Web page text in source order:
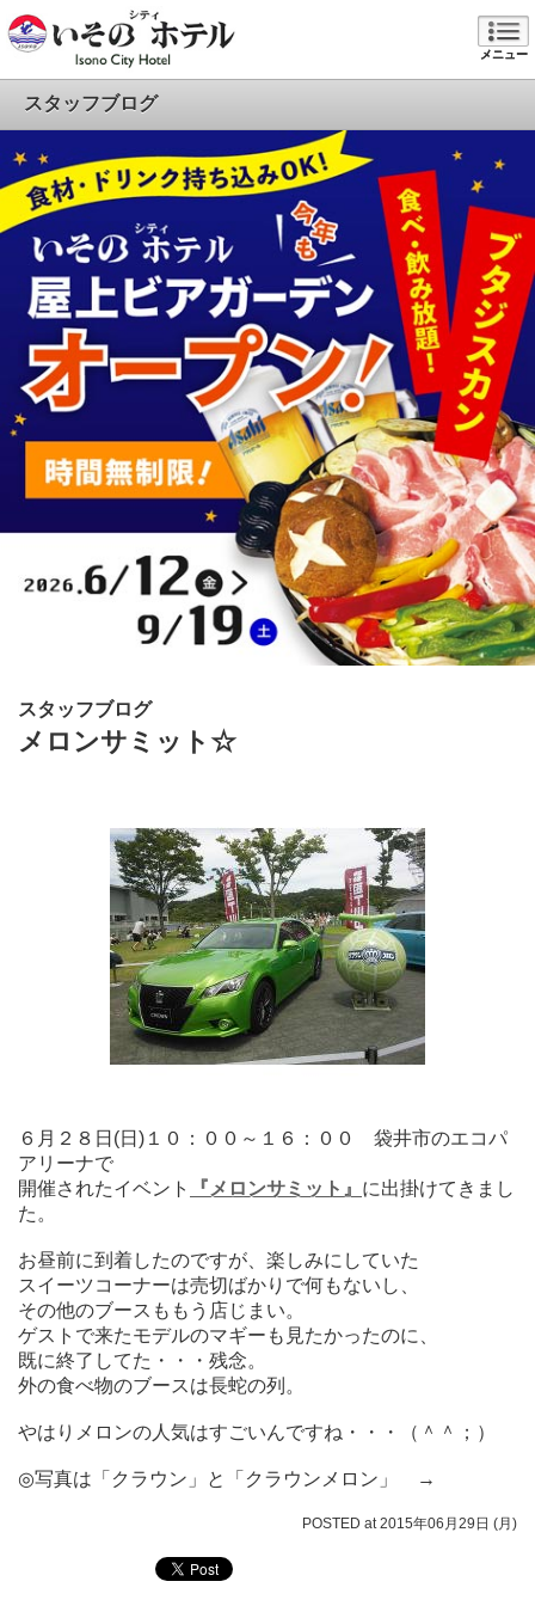
メニュー
スタッフブログ
スタッフブログ
メロンサミット☆
６月２８日(日)１０：００～１６：００ 袋井市のエコパ
アリーナで
開催されたイベント
『メロンサミット』 に出掛けてきまし
た。
お昼前に到着したのですが、楽しみにしていた
スイーツコーナーは売切ばかりで何もないし、
その他のブースももう店じまい。
ゲストで来たモデルのマギーも見たかったのに、
既に終了してた・・・残念。
外の食べ物のブースは長蛇の列。
やはりメロンの人気はすごいんですね・・・（＾＾；）
◎写真は「クラウン」と「クラウンメロン」 →
POSTED at 2015年06月29日 (月)